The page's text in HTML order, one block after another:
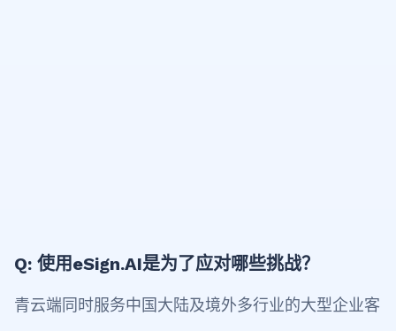
Q: 使用eSign.AI是为了应对哪些挑战？
青云端同时服务中国大陆及境外多行业的大型企业客